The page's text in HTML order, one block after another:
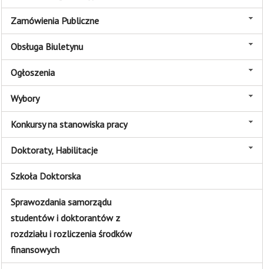
Zamówienia Publiczne
Obsługa Biuletynu
Ogłoszenia
Wybory
Konkursy na stanowiska pracy
Doktoraty, Habilitacje
Szkoła Doktorska
Sprawozdania samorządu
studentów i doktorantów z
rozdziału i rozliczenia środków
finansowych